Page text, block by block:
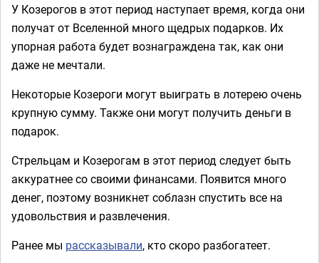
У Козерогов в этот период наступает время, когда они
получат от Вселенной много щедрых подарков. Их
упорная работа будет вознаграждена так, как они
даже не мечтали.
Некоторые Козероги могут выиграть в лотерею очень
крупную сумму. Также они могут получить деньги в
подарок.
Стрельцам и Козерогам в этот период следует быть
аккуратнее со своими финансами. Появится много
денег, поэтому возникнет соблазн спустить все на
удовольствия и развлечения.
Ранее мы рассказывали, кто скоро разбогатеет.